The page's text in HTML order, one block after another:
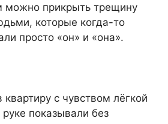
можно прикрыть трещину
которые когда-то
просто «он» и «она».
с чувством лёгкой
показывали без